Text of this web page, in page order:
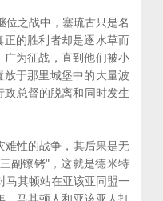
之战中，塞琉古只是名
的胜利者却是逐水草而
为征战，直到他们被小
于那里城堡中的大量波
总督的脱离和同时发生
性的战争，其后果是无
副镣铐"，这就是德米特
马其顿站在亚该亚同盟一